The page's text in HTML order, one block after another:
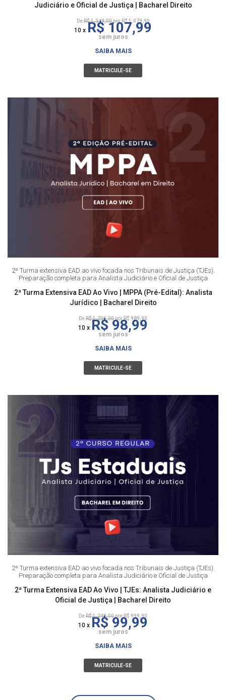
Judiciário e Oficial de Justiça | Bacharel Direito
DeR$ 1.349,00por R$ 1.079,90
10 x R$ 107,99
sem juros
SAIBA MAIS
MATRICULE-SE
2ª Turma extensiva EAD ao vivo focada nos Tribunais de Justiça (TJEs).
Preparação completa para Analista Judiciário e Oficial de Justiça
2ª Turma Extensiva EAD Ao Vivo | MPPA (Pré-Edital): Analista
Jurídico | Bacharel Direito
DeR$ 1.230,00 por R$ 989,90
10 x R$ 98,99
sem juros
SAIBA MAIS
MATRICULE-SE
2ª Turma extensiva EAD ao vivo focada nos Tribunais de Justiça (TJEs).
Preparação completa para Analista Judiciário e Oficial de Justiça
2ª Turma Extensiva EAD Ao Vivo | TJEs: Analista Judiciário e
Oficial de Justiça | Bacharel Direito
DeR$ 1.249,00por R$ 999,90
10 x R$ 99,99
sem juros
SAIBA MAIS
MATRICULE-SE